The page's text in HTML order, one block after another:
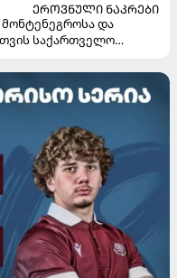
ᲔᲠᲝᲕᲜᲣᲚᲘ ᲜᲐᲙᲠᲔᲑᲘ
და
საქართველო